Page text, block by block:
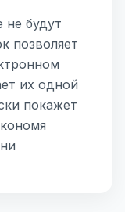
не будут
позволяет
их одной
покажет